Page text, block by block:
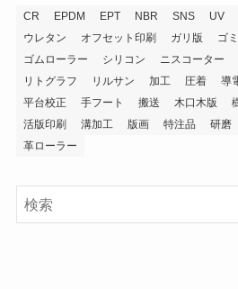
CR EPDM EPT NBR SNS UV
ウレタン
オフセット印刷 ガリ版
ゴ
ゴムローラー
シリコン ニスコーター
リトグラフ
リルサン 加工 圧着 導
平台校正
手フート 搬送 木口木版
活版印刷
溝加工 版画 特注品 研磨
革ローラー